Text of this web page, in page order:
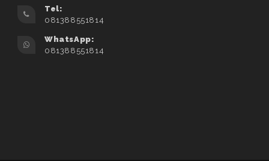
Tel:
081388551814
WhatsApp:
081388551814